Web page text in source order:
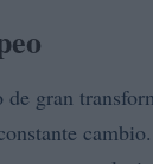
gran